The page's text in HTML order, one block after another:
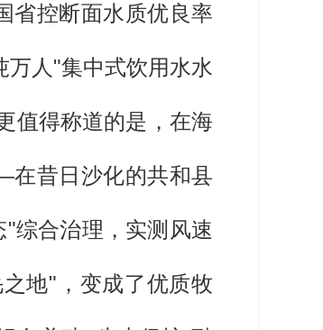
省控断面水质优良率
万人"集中式饮用水水
值得称道的是，在海
在昔日沙化的共和县
综合治理，实测风速
地"，变成了优质牧